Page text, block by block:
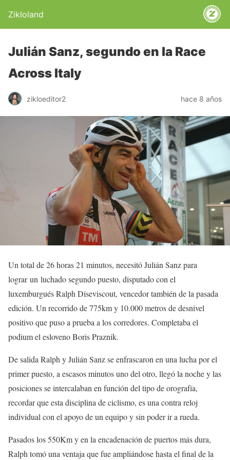
Zikloland
Julián Sanz, segundo en la Race
Across Italy
zikloeditor2 hace 8 años
Un total de 26 horas 21 minutos, necesitó Julián Sanz para
lograr un luchado segundo puesto, disputado con el
luxemburgués Ralph Diseviscout, vencedor también de la pasada
edición. Un recorrido de 775km y 10.000 metros de desnivel
positivo que puso a prueba a los corredores. Completaba el
podium el esloveno Boris Praznik.
De salida Ralph y Julián Sanz se enfrascaron en una lucha por el
primer puesto, a escasos minutos uno del otro, llegó la noche y las
posiciones se intercalaban en función del tipo de orografía,
recordar que esta disciplina de ciclismo, es una contra reloj
individual con el apoyo de un equipo y sin poder ir a rueda.
Pasados los 550Km y en la encadenación de puertos más dura,
Ralph tomó una ventaja que fue ampliándose hasta el final de la